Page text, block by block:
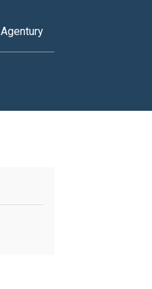
Agentury